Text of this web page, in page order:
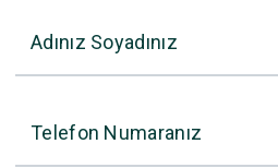
Adınız Soyadınız
Telefon Numaranız